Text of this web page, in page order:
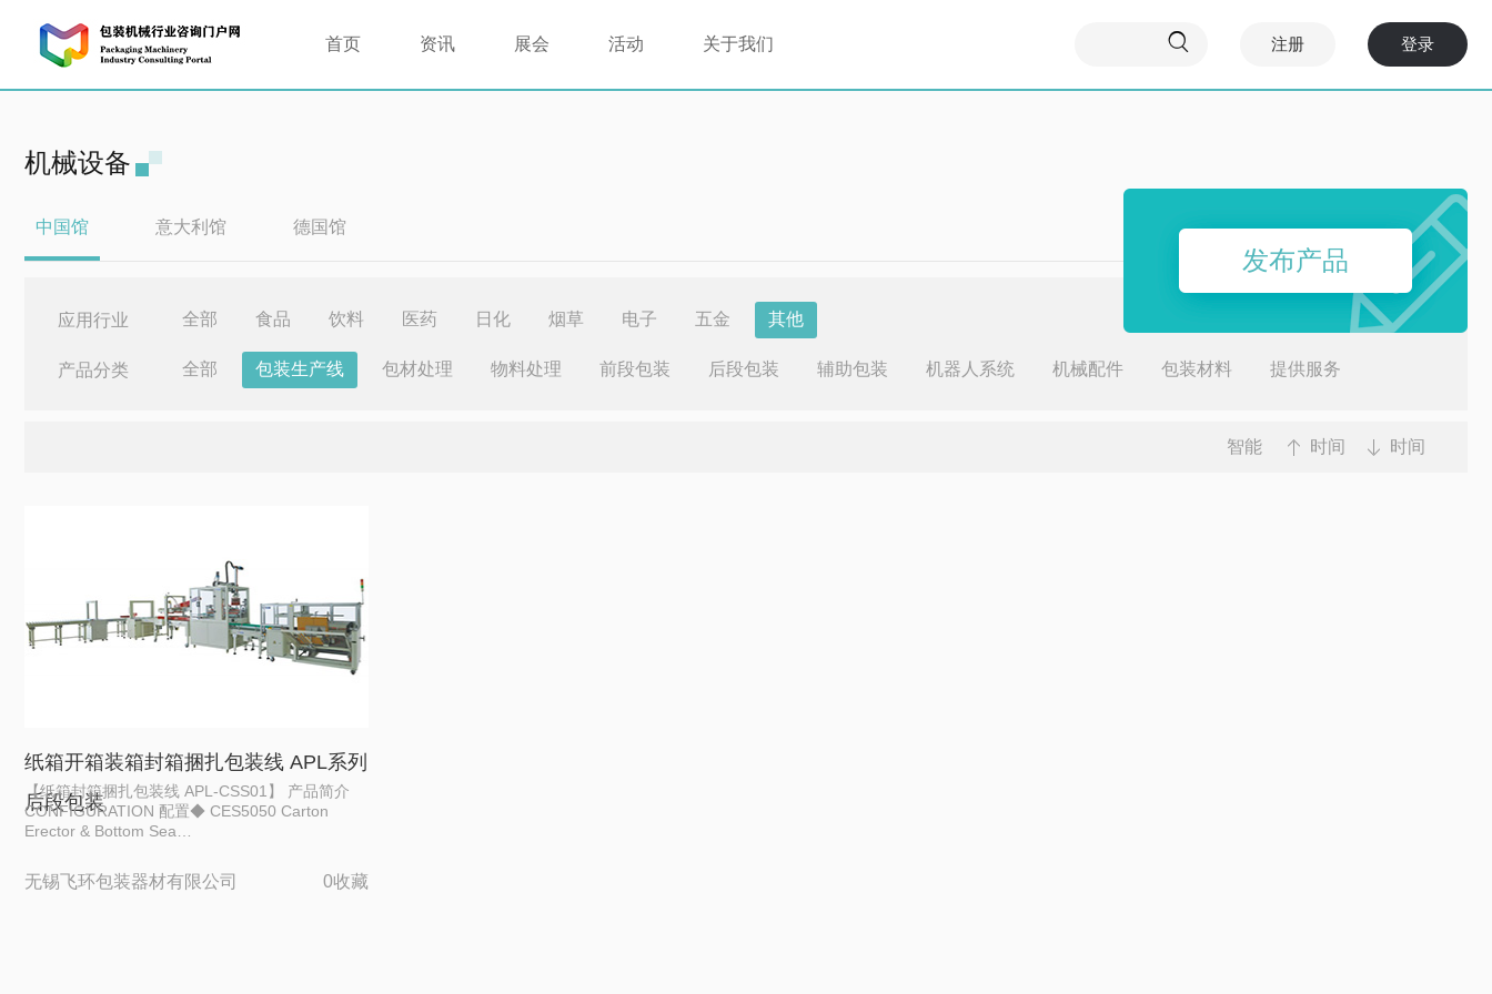
首页 资讯 展会 活动 关于我们  注册 登录
机械设备
中国馆 意大利馆 德国馆
应用行业 全部 食品 饮料 医药 日化 烟草 电子 五金 其他
产品分类 全部 包装生产线 包材处理 物料处理 前段包装 后段包装 辅助包装 机器人系统 机械配件 包装材料 提供服务
发布产品
智能 时间 时间
纸箱开箱装箱封箱捆扎包装线 APL系列
后段包装
【纸箱封箱捆扎包装线 APL-CSS01】 产品简介
CONFIGURATION 配置◆ CES5050 Carton
Erector & Bottom Sea…
无锡飞环包装器材有限公司 0收藏